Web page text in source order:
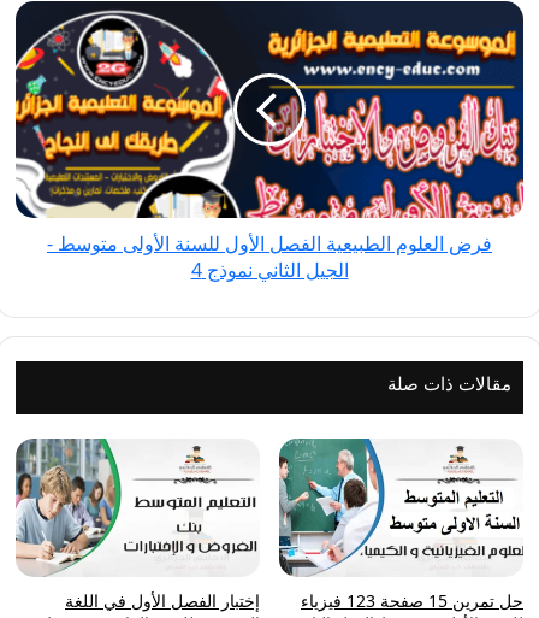
نموذج
2
فرض
العلوم
الطبيعية
الفصل
الأول
للسنة
الأولى
متوسط
نموذج
4
فرض العلوم الطبيعية الفصل الأول للسنة الأولى متوسط -
الجيل الثاني نموذج 4
مقالات ذات صلة
حل تمرين 15 صفحة 123 فيزياء
إختبار الفصل الأول في اللغة